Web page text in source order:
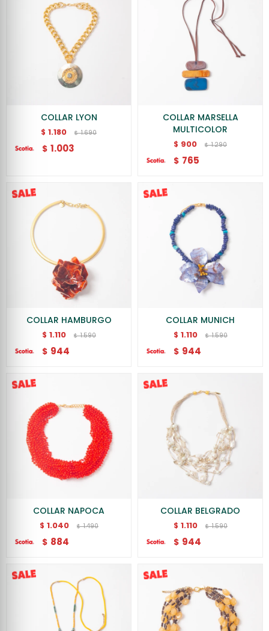
COLLAR LYON
$ 1.180 $ 1.690
$ 1.003
COLLAR MARSELLA
MULTICOLOR
$ 900 $ 1.290
$ 765
COLLAR HAMBURGO
$ 1.110 $ 1.590
$ 944
COLLAR MUNICH
$ 1.110 $ 1.590
$ 944
COLLAR NAPOCA
$ 1.040 $ 1.490
$ 884
COLLAR BELGRADO
$ 1.110 $ 1.590
$ 944